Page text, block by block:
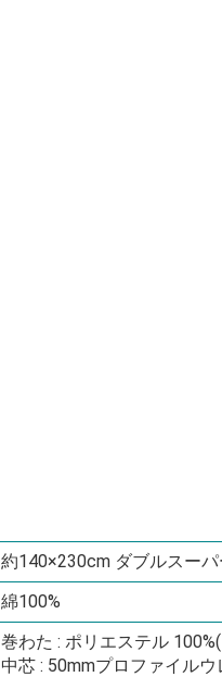
約140×230cm ダブルスー
綿100%
巻わた : ポリエステル
中芯 : 50mmプロファイル